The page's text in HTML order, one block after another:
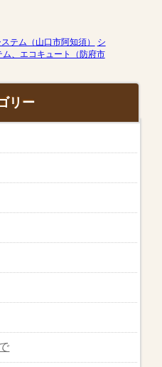
テム（山口市阿知須）
シ
、エコキュート（防府市
リー